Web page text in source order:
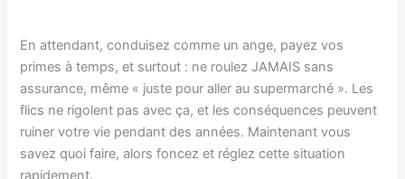
En attendant, conduisez comme un ange, payez vos
primes à temps, et surtout : ne roulez JAMAIS sans
assurance, même « juste pour aller au supermarché ». Les
flics ne rigolent pas avec ça, et les conséquences peuvent
ruiner votre vie pendant des années. Maintenant vous
savez quoi faire, alors foncez et réglez cette situation